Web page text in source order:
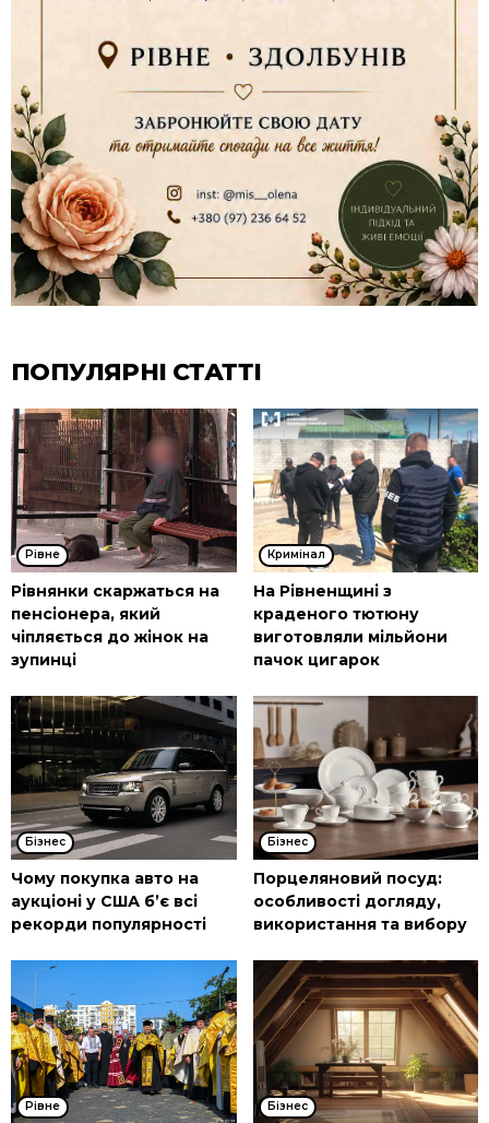
ПОПУЛЯРНІ СТАТТІ
Рівне
Рівнянки скаржаться на
пенсіонера, який
чіпляється до жінок на
зупинці
Кримінал
На Рівненщині з
краденого тютюну
виготовляли мільйони
пачок цигарок
Бізнес
Чому покупка авто на
аукціоні у США б’є всі
рекорди популярності
Бізнес
Порцеляновий посуд:
особливості догляду,
використання та вибору
Рівне Бізнес